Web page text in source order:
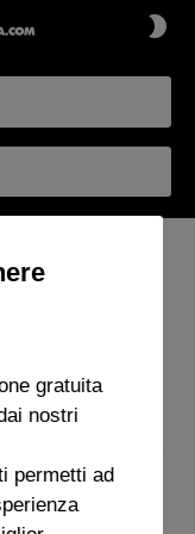
JUVE
CHE
e Maria Basileo.
Jacopo
Romagnoli
gratuita
nostri
permetti ad